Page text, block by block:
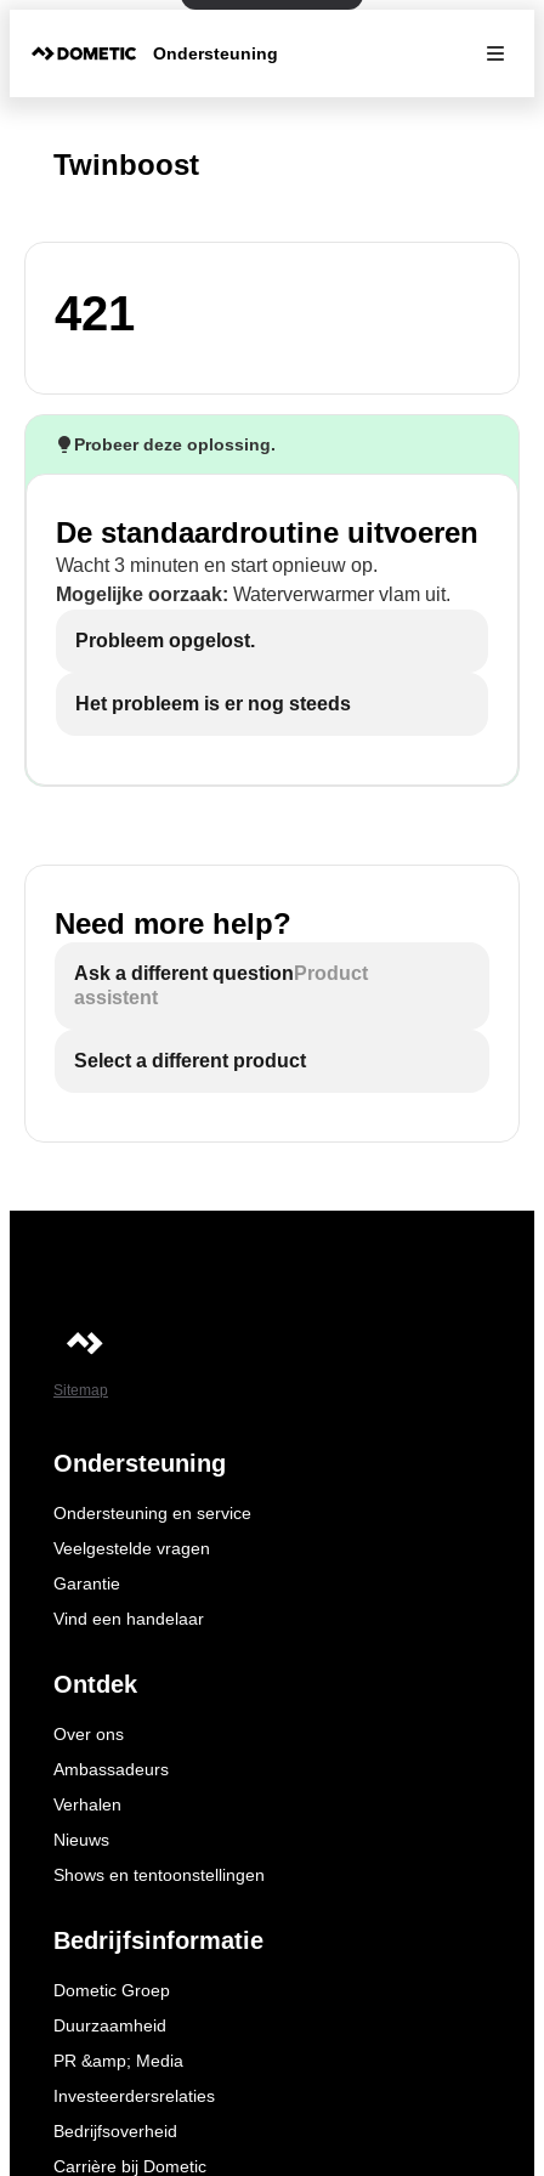
Ondersteuning
Twinboost
421
Probeer deze oplossing.
De standaardroutine uitvoeren
Wacht 3 minuten en start opnieuw op.
Mogelijke oorzaak: Waterverwarmer vlam uit.
Probleem opgelost.
Het probleem is er nog steeds
Need more help?
Ask a different question Product
assistent
Select a different product
Sitemap
Ondersteuning
Ondersteuning en service
Veelgestelde vragen
Garantie
Vind een handelaar
Ontdek
Over ons
Ambassadeurs
Verhalen
Nieuws
Shows en tentoonstellingen
Bedrijfsinformatie
Dometic Groep
Duurzaamheid
PR &amp; Media
Investeerdersrelaties
Bedrijfsoverheid
Carrière bij Dometic